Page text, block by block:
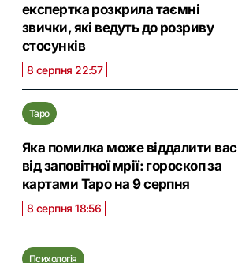
експертка розкрила таємні
звички, які ведуть до розриву
стосунків
8 серпня 22:57
Таро
Яка помилка може віддалити вас
від заповітної мрії: гороскоп за
картами Таро на 9 серпня
8 серпня 18:56
Психологія